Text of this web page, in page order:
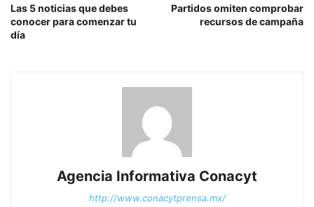
Las 5 noticias que debes
conocer para comenzar tu
día
Partidos omiten comprobar
recursos de campaña
Agencia Informativa Conacyt
http://www.conacytprensa.mx/